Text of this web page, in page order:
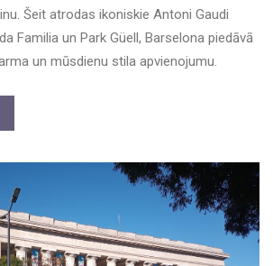
Šeit atrodas ikoniskie Antoni Gaudi
Familia un Park Güell, Barselona piedāvā
un mūsdienu stila apvienojumu.